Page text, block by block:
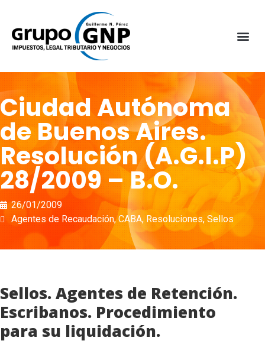
Ciudad Autónoma
de Buenos Aires.
Resolución (A.G.I.P)
28/2009 – B.O.
26/01/2009
Agentes de Recaudación,CABA, Resoluciones, Sellos
Sellos. Agentes de Retención.
Escribanos. Procedimiento
para su liquidación.